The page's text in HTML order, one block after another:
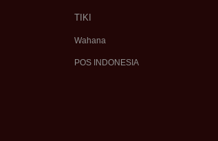
TIKI
Wahana
POS INDONESIA